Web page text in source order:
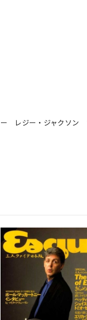
レジー・ジャクソン